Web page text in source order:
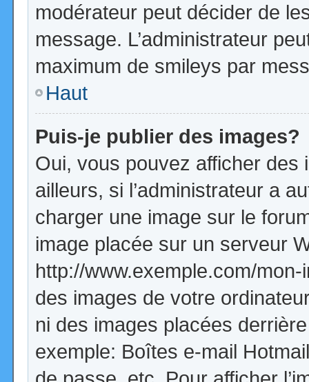
modérateur peut décider de
message. L’administrateur
maximum de smileys par
Haut
Puis-je publier des images?
Oui, vous pouvez afficher
ailleurs, si l’administrateur a
charger une image sur le
image placée sur un serveur
http://www.exemple.com/
des images de votre
ni des images placées
exemple: Boîtes e-mail